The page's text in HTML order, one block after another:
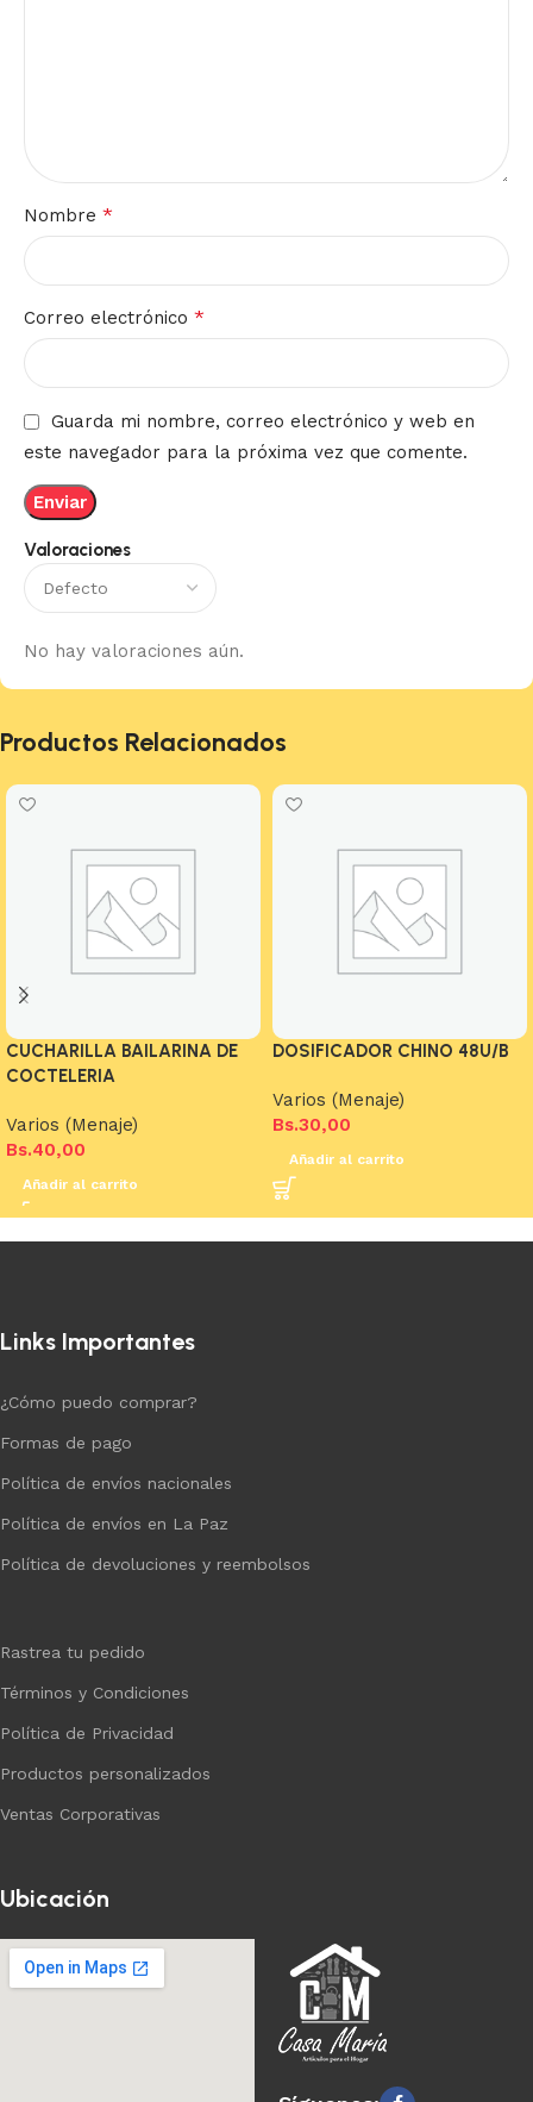
Valoraciones
No hay valoraciones aún.
Nombre *
Correo electrónico *
Guarda mi nombre, correo electrónico y web en
este navegador para la próxima vez que comente.
Productos Relacionados
CUCHARILLA BAILARINA DE
COCTELERIA
Varios (Menaje)
Bs.40,00
Añadir al carrito
DOSIFICADOR CHINO 48U/B
Varios (Menaje)
Bs.30,00
Añadir al carrito
Links Importantes
¿Cómo puedo comprar?
Formas de pago
Política de envíos nacionales
Política de envíos en La Paz
Política de devoluciones y reembolsos
Rastrea tu pedido
Términos y Condiciones
Política de Privacidad
Productos personalizados
Ventas Corporativas
Ubicación